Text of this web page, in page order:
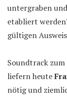
untergraben
etabliert
gültigen
Soundtrack
liefern heute
nötig und